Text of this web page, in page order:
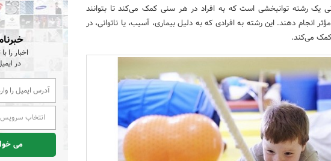
یک رشته توانبخشی است که به افراد در هر سنی کمک می‌کند تا بتوانند
انجام دهند. این رشته به افرادی که به دلیل بیماری، آسیب، یا ناتوانی، در
می‌کند.
اخبار را
در
انتخاب سرویس
می